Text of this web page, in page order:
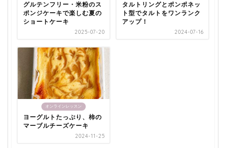
グルテンフリー・米粉のス
ポンジケーキで楽しむ夏の
ショートケーキ
2025-07-20
タルトリングとポンポネッ
ト型でタルトをワンランク
アップ！
2024-07-16
オンラインレッスン
ヨーグルトたっぷり、柿の
マーブルチーズケーキ
2024-11-25